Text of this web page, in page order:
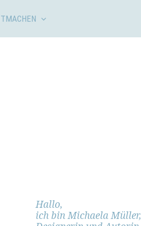
Hallo,
ich bin Michaela Müller,